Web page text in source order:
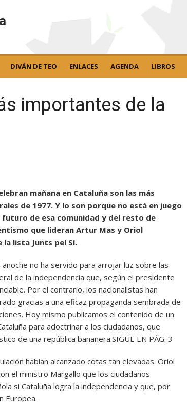
DIVÁN DE TEO ENLACES AGENDA LIBROS
importantes de la
mañana en Cataluña son las más
de 1977. Y lo son porque no está en juego
de esa comunidad y del resto de
que lideran Artur Mas y Oriol
la lista Junts pel Sí.
no ha servido para arrojar luz sobre las
de la independencia que, según el presidente
Por el contrario, los nacionalistas han
gracias a una eficaz propaganda sembrada de
Hoy mismo publicamos el contenido de un
para adoctrinar a los ciudadanos, que
de una república bananera.SIGUE EN PÁG. 3
habían alcanzado cotas tan elevadas. Oriol
el ministro Margallo que los ciudadanos
si Cataluña logra la independencia y que, por
Europea.